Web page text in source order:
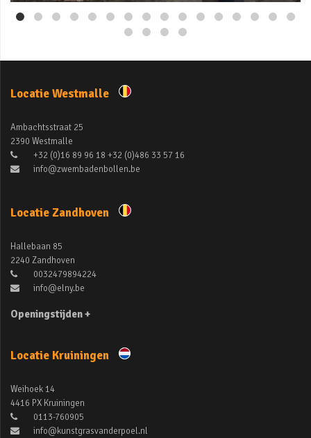
Locatie Westmalle
Ambachtsstraat 25
2390 Westmalle
+32 (0)16 89 96 18 +32 (0)486 33 57 16
info@zwembadenbollen.be
Locatie Zandhoven
Hallebaan 85
2240 Zandhoven
0032479894224
info@elny.be
Openingstijden +
Locatie Kruiningen
Weihoek 14
4416 PX Kruiningen
0113-760905
info@kunstgrasvanderpoel.nl